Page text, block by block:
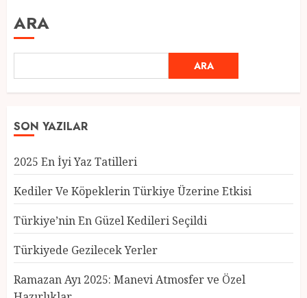
ARA
ARA
SON YAZILAR
2025 En İyi Yaz Tatilleri
Kediler Ve Köpeklerin Türkiye Üzerine Etkisi
Türkiye’nin En Güzel Kedileri Seçildi
Türkiyede Gezilecek Yerler
Ramazan Ayı 2025: Manevi Atmosfer ve Özel
Türkiye’nin En Güzel Kedileri
Seçildi
12 MART 2025